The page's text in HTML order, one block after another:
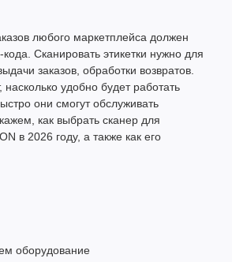
любого маркетплейса должен
кода . Сканировать этикетки нужно для
заказов, обработки возвратов.
удобно будет работать
они смогут обслуживать
как выбрать сканер для
в 2026 году, а также как его
оборудование